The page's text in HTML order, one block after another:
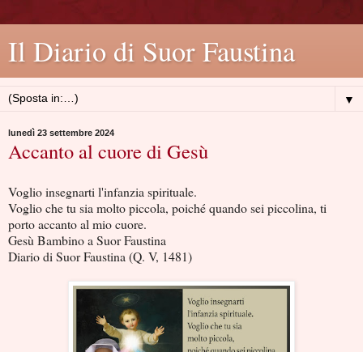
Il Diario di Suor Faustina
▼
lunedì 23 settembre 2024
Accanto al cuore di Gesù
Voglio insegnarti l'infanzia spirituale.
Voglio che tu sia molto piccola, poiché quando sei piccolina, ti
porto accanto al mio cuore.
Gesù Bambino a Suor Faustina
Diario di Suor Faustina (Q. V, 1481)